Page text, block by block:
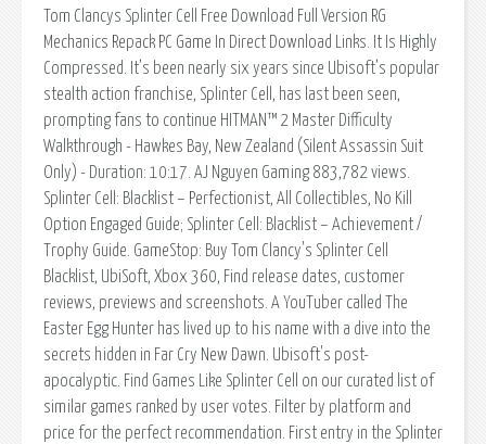
Tom Clancys Splinter Cell Free Download Full Version RG
Mechanics Repack PC Game In Direct Download Links. It Is Highly
Compressed. It’s been nearly six years since Ubisoft’s popular
stealth action franchise, Splinter Cell, has last been seen,
prompting fans to continue HITMAN™ 2 Master Difficulty
Walkthrough - Hawkes Bay, New Zealand (Silent Assassin Suit
Only) - Duration: 10:17. AJ Nguyen Gaming 883,782 views.
Splinter Cell: Blacklist – Perfectionist, All Collectibles, No Kill
Option Engaged Guide; Splinter Cell: Blacklist – Achievement /
Trophy Guide. GameStop: Buy Tom Clancy's Splinter Cell
Blacklist, UbiSoft, Xbox 360, Find release dates, customer
reviews, previews and screenshots. A YouTuber called The
Easter Egg Hunter has lived up to his name with a dive into the
secrets hidden in Far Cry New Dawn. Ubisoft's post-
apocalyptic. Find Games Like Splinter Cell on our curated list of
similar games ranked by user votes. Filter by platform and
price for the perfect recommendation. First entry in the Splinter